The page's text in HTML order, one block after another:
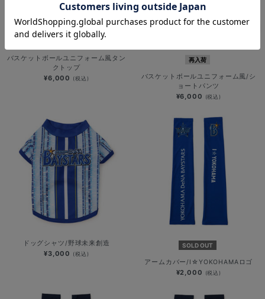
バスケットボールユニフォーム風タン
クトップ
¥6,000 (税込)
再入荷
バスケットボールユニフォーム風/シ
ョートパンツ
¥6,000 (税込)
ドッグシャツ/野球未来創造
¥3,000 (税込)
SOLD OUT
アームカバー/I☆YOKOHAMAロゴ
¥2,000 (税込)